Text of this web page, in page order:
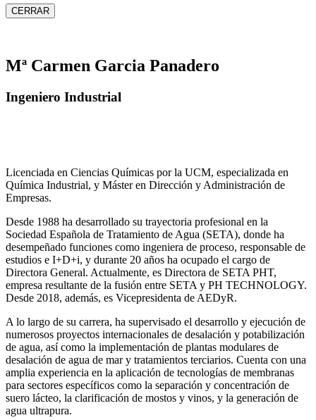
CERRAR
Mª Carmen Garcia Panadero
Ingeniero Industrial
Licenciada en Ciencias Químicas por la UCM, especializada en
Química Industrial, y Máster en Dirección y Administración de
Empresas.
Desde 1988 ha desarrollado su trayectoria profesional en la
Sociedad Española de Tratamiento de Agua (SETA), donde ha
desempeñado funciones como ingeniera de proceso, responsable de
estudios e I+D+i, y durante 20 años ha ocupado el cargo de
Directora General. Actualmente, es Directora de SETA PHT,
empresa resultante de la fusión entre SETA y PH TECHNOLOGY.
Desde 2018, además, es Vicepresidenta de AEDyR.
A lo largo de su carrera, ha supervisado el desarrollo y ejecución de
numerosos proyectos internacionales de desalación y potabilización
de agua, así como la implementación de plantas modulares de
desalación de agua de mar y tratamientos terciarios. Cuenta con una
amplia experiencia en la aplicación de tecnologías de membranas
para sectores específicos como la separación y concentración de
suero lácteo, la clarificación de mostos y vinos, y la generación de
agua ultrapura.